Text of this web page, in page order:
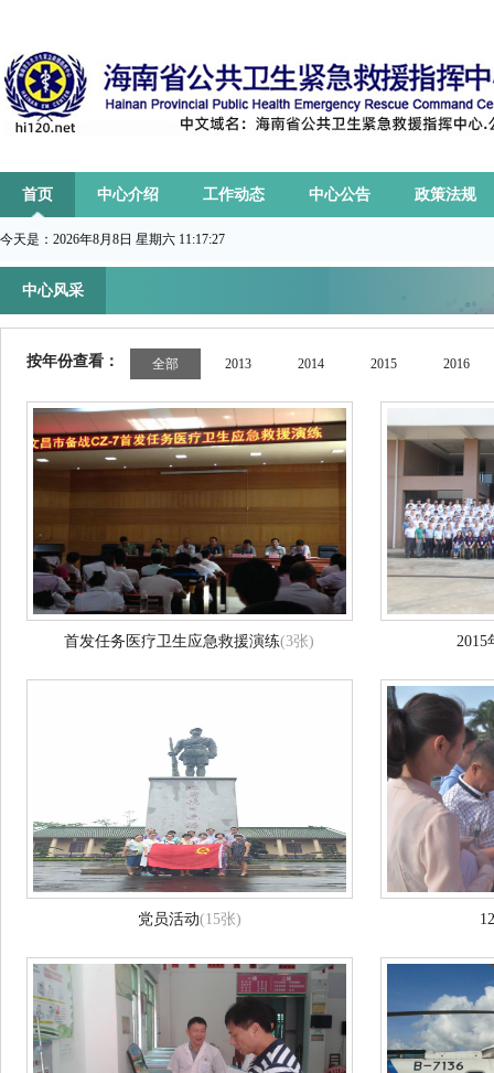
首页 中心介绍 工作动态 中心公告 政策法规
今天是： 2026年8月8日 星期六 11:17:28
中心风采
按年份查看： 全部 2013 2014 2015 2016
首发任务医疗卫生应急救援演练(3张) 2015
党员活动(15张)